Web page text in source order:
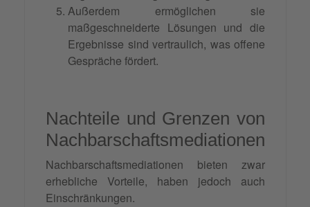
Außerdem ermöglichen sie
maßgeschneiderte Lösungen und die
Ergebnisse sind vertraulich, was offene
Gespräche fördert.
Nachteile und Grenzen von
Nachbarschaftsmediationen
Nachbarschaftsmediationen bieten zwar
erhebliche Vorteile, haben jedoch auch
Einschränkungen.